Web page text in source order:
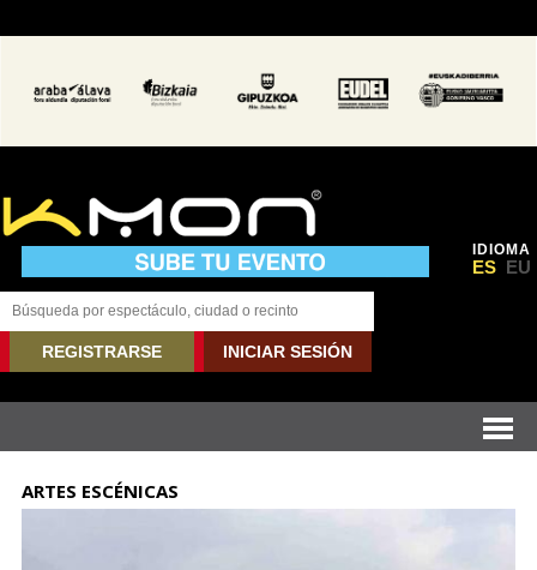
IDIOMA
ES EU
REGISTRARSE INICIAR SESIÓN
ARTES ESCÉNICAS